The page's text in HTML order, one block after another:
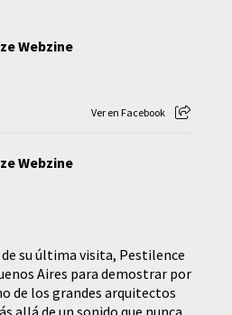
Webzine
Ver en Facebook
Webzine
de su última visita, Pestilence
Aires para demostrar por
de los grandes arquitectos
allá de un sonido que nunca